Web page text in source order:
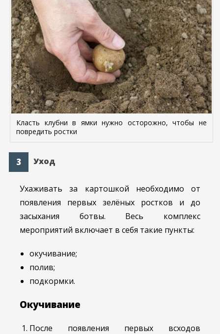
Класть клубни в ямки нужно осторожно, чтобы не
повредить ростки
Уход
Ухаживать за картошкой необходимо от
появления первых зелёных ростков и до
засыхания ботвы. Весь комплекс
мероприятий включает в себя такие пункты:
окучивание;
полив;
подкормки.
Окучивание
После появления первых всходов